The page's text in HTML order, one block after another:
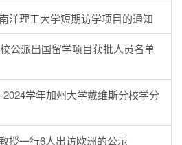
洋理工大学短期访学项目的通知
公派出国留学项目获批人员名单
学年加州大学戴维斯分校学分
授一行6人出访欧洲的公示